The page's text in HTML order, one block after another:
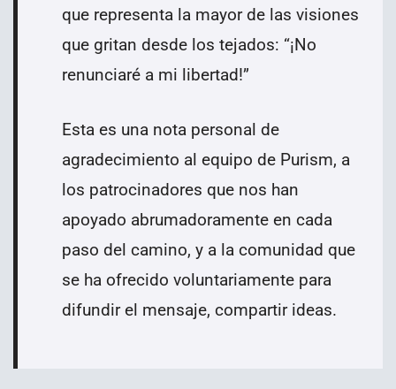
que representa la mayor de las visiones
que gritan desde los tejados: “¡No
renunciaré a mi libertad!”
Esta es una nota personal de
agradecimiento al equipo de Purism, a
los patrocinadores que nos han
apoyado abrumadoramente en cada
paso del camino, y a la comunidad que
se ha ofrecido voluntariamente para
difundir el mensaje, compartir ideas.